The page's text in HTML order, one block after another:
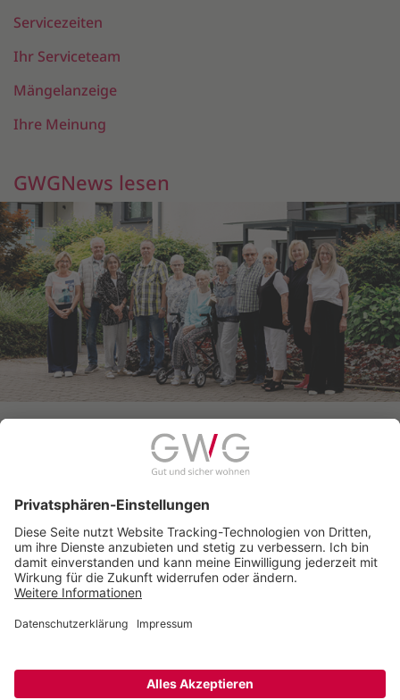
Servicezeiten
Ihr Serviceteam
Mängelanzeige
Ihre Meinung
GWGNews lesen
zur aktuellen Ausgabe
© 2026 Gemeinnützige Wohnungsbaugenossenschaft
Schwerte eG
Seitenanfang
Anfahrt Impressum Datenschutz